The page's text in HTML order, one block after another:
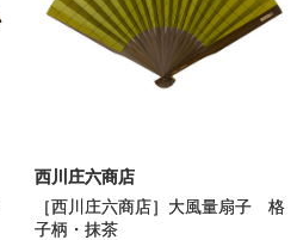
西川庄六商店
［西川庄六商店］大風量扇子 格
子柄・抹茶